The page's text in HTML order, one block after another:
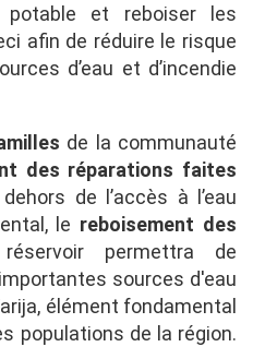
potable et reboiser les
afin de réduire le risque
d’eau et d’incendie
de la communauté
des réparations faites
de l’accès à l’eau
le reboisement des
permettra de
sources d'eau
élément fondamental
populations de la région.